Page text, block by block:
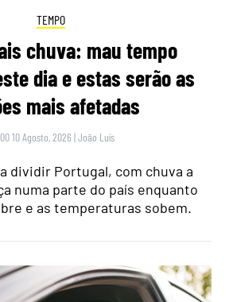
TEMPO
chuva: mau tempo
dia e estas serão as
mais afetadas
10 Agosto, 2026 |João Luís
dividir Portugal, com chuva a
numa parte do país enquanto
e as temperaturas sobem.